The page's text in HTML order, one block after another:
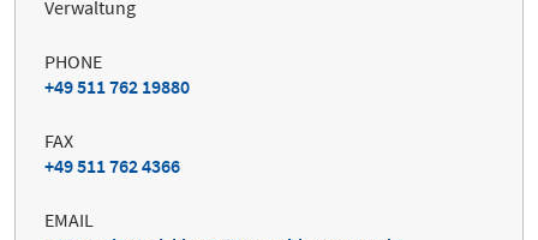
Verwaltung
PHONE
+49 511 762 19880
FAX
+49 511 762 4366
EMAIL